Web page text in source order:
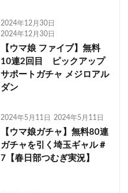
2024年12月30日
2024年12月30日
【ウマ娘 ファイブ】無料
10連2回目 ピックアップ
サポートガチャ メジロアル
ダン
2024年5月11日 2024年5月11日
【ウマ娘ガチャ】無料80連
ガチャを引く埼玉ギャル＃
7【春日部つむぎ実況】